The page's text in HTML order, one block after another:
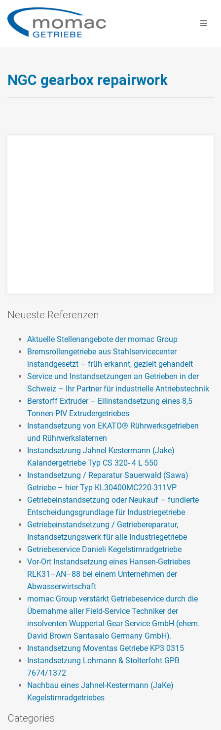
NGC gearbox repairwork
Repair and modification of an NGC
industry
Reference for repair and modification of the bearings
and the gear components of an NGC extruder
gearbox SDJ 95 from the plastics industry.
shaft was not designed by the manufacturer in
accordance with the actual performance
requirements, therefore gearbox failure after less than
>>> MORE
Neueste Referenzen
Aktuelle Stellenangebote der momac Group
Bremsrollengetriebe aus Stahlservicecenter
instandgesetzt – früh erkannt, gezielt gehandelt
Service und Instandsetzungen an Getrieben in der
Schweiz – Ihr Partner für industrielle Antriebstechnik
Berstorff Extruder – Eilinstandsetzung eines 8,5
Tonnen PIV Extrudergetriebes
Instandsetzung von EKATO® Rührwerksgetrieben
und Rührwerkslaternen
Instandsetzung Jahnel Kestermann (Jake)
Kalandergetriebe Typ CS 320- 4 L 550
Instandsetzung / Reparatur Sauerwald (Sawa)
Getriebe – hier Typ KL30400MC220-311VP
Getriebeinstandsetzung oder Neukauf – fundierte
Entscheidungsgrundlage für Industriegetriebe
Getriebeinstandsetzung / Getriebereparatur,
Instandsetzungswerk für alle Industriegetriebe
Getriebeservice Danieli Kegelstirnradgetriebe
Vor-Ort Instandsetzung eines Hansen-Getriebes
RLK31–AN–88 bei einem Unternehmen der
Abwasserwirtschaft
momac Group verstärkt Getriebeservice durch die
Übernahme aller Field-Service Techniker der
insolventen Wuppertal Gear Service GmbH (ehem.
David Brown Santasalo Germany GmbH).
Instandsetzung Moventas Getriebe KP3 0315
Instandsetzung Lohmann & Stolterfoht GPB
7674/1372
Nachbau eines Jahnel-Kestermann (JaKe)
Kegelstirnradgetriebes
Categories